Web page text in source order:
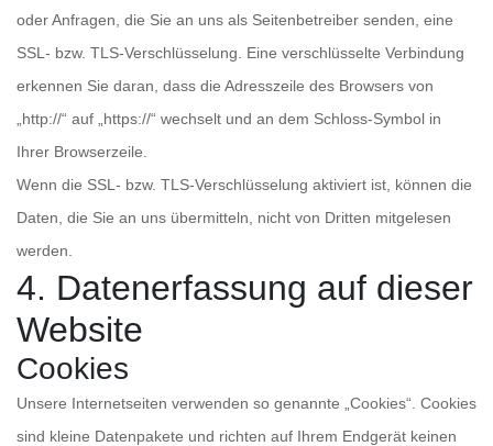
oder Anfragen, die Sie an uns als Seitenbetreiber senden, eine
SSL- bzw. TLS-Verschlüsselung. Eine verschlüsselte Verbindung
erkennen Sie daran, dass die Adresszeile des Browsers von
„http://“ auf „https://“ wechselt und an dem Schloss-Symbol in
Ihrer Browserzeile.
Wenn die SSL- bzw. TLS-Verschlüsselung aktiviert ist, können die
Daten, die Sie an uns übermitteln, nicht von Dritten mitgelesen
werden.
4. Datenerfassung auf dieser
Website
Cookies
Unsere Internetseiten verwenden so genannte „Cookies“. Cookies
sind kleine Datenpakete und richten auf Ihrem Endgerät keinen